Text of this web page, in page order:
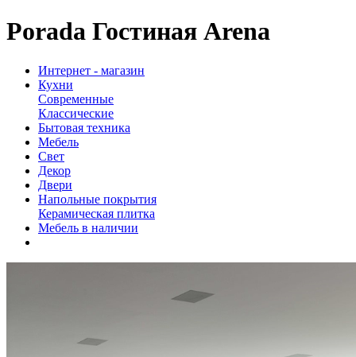
Porada Гостиная Arena
Интернет - магазин
Кухни
Современные
Классические
Бытовая техника
Мебель
Свет
Декор
Двери
Напольные покрытия
Керамическая плитка
Мебель в наличии